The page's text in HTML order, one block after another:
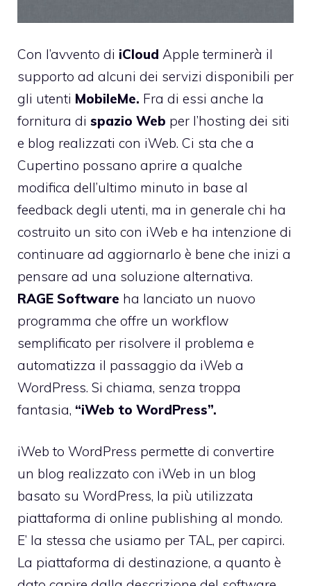
Con l’avvento di iCloud Apple terminerà il
supporto ad alcuni dei servizi disponibili per
gli utenti MobileMe. Fra di essi anche la
fornitura di spazio Web per l’hosting dei siti
e blog realizzati con iWeb. Ci sta che a
Cupertino possano aprire a qualche
modifica dell’ultimo minuto in base al
feedback degli utenti, ma in generale chi ha
costruito un sito con iWeb e ha intenzione di
continuare ad aggiornarlo è bene che inizi a
pensare ad una soluzione alternativa.
RAGE Software ha lanciato un nuovo
programma che offre un workflow
semplificato per risolvere il problema e
automatizza il passaggio da iWeb a
WordPress. Si chiama, senza troppa
fantasia, “iWeb to WordPress”.
iWeb to WordPress permette di convertire
un blog realizzato con iWeb in un blog
basato su WordPress, la più utilizzata
piattaforma di online publishing al mondo.
E’ la stessa che usiamo per TAL, per capirci.
La piattaforma di destinazione, a quanto è